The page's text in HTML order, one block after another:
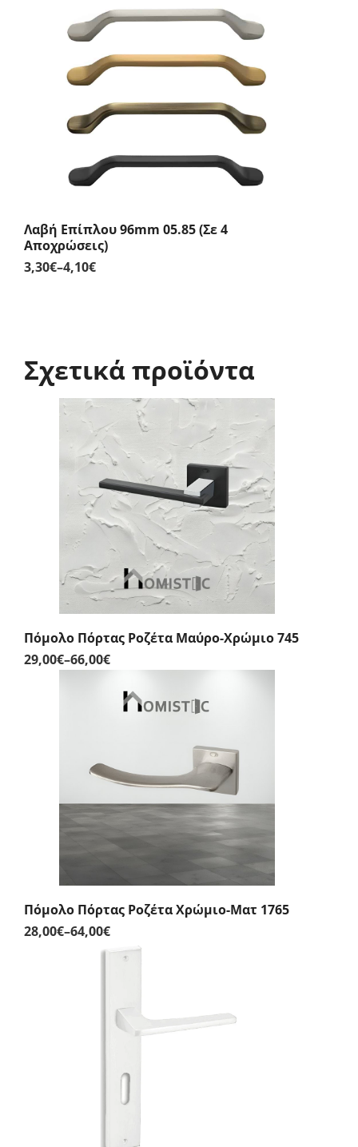
range:
5,40€
6,50€
Λαβή Επίπλου 96mm 05.85 (Σε 4
Αποχρώσεις)
3,30€–4,10€Price
4,10€
Σχετικά προϊόντα
Πόμολο Πόρτας Ροζέτα Μαύρο-Χρώμιο 745
29,00€–66,00€Price
range:
29,00€
Πόμολο Πόρτας Ροζέτα Χρώμιο-Ματ 1765
28,00€–64,00€Price
range:
64,00€